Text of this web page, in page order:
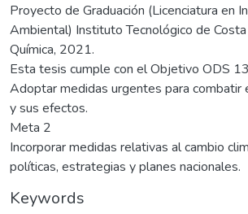
Proyecto de Graduación (Licenciatura en
Ambiental) Instituto Tecnológico de Costa
Química, 2021.
Esta tesis cumple con el Objetivo ODS
Adoptar medidas urgentes para combatir
y sus efectos.
Meta 2
Incorporar medidas relativas al cambio
políticas, estrategias y planes nacionales.
Keywords